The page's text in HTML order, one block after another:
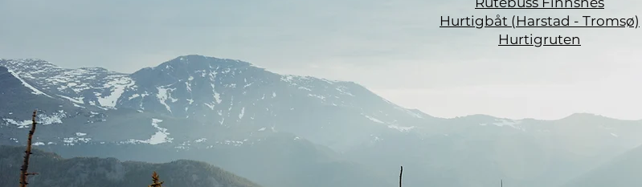
Hurtigbåt (Harstad - Tromsø)
Hurtigruten